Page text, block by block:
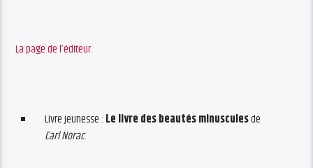
La page de l’éditeur.
Livre jeunesse : Le livre des beautés minusculesde
Carl Norac.